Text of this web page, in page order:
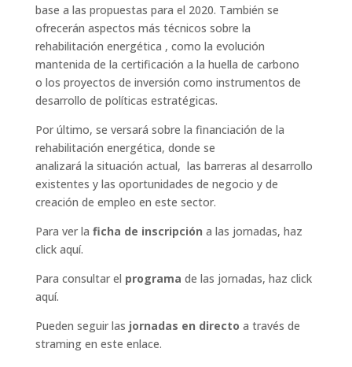
base a las propuestas para el 2020. También se
ofrecerán aspectos más técnicos sobre la
rehabilitación energética , como la evolución
mantenida de la certificación a la huella de carbono
o los proyectos de inversión como instrumentos de
desarrollo de políticas estratégicas.
Por último, se versará sobre la financiación de la
rehabilitación energética, donde se
analizará la situación actual, las barreras al desarrollo
existentes y las oportunidades de negocio y de
creación de empleo en este sector.
Para ver la ficha de inscripción a las jornadas, haz
click aquí.
Para consultar el programa de las jornadas, haz click
aquí.
Pueden seguir las jornadas en directo a través de
straming en este enlace.